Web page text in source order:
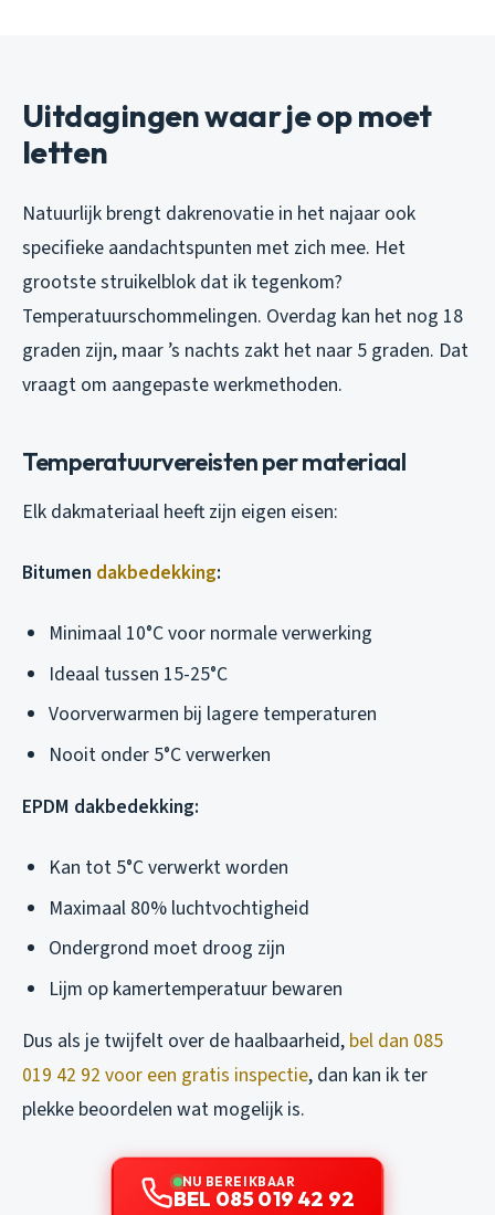
Uitdagingen waar je op moet
letten
Natuurlijk brengt dakrenovatie in het najaar ook
specifieke aandachtspunten met zich mee. Het
grootste struikelblok dat ik tegenkom?
Temperatuurschommelingen. Overdag kan het nog 18
graden zijn, maar ’s nachts zakt het naar 5 graden. Dat
vraagt om aangepaste werkmethoden.
Temperatuurvereisten per materiaal
Elk dakmateriaal heeft zijn eigen eisen:
Bitumen dakbedekking:
Minimaal 10°C voor normale verwerking
Ideaal tussen 15-25°C
Voorverwarmen bij lagere temperaturen
Nooit onder 5°C verwerken
EPDM dakbedekking:
Kan tot 5°C verwerkt worden
Maximaal 80% luchtvochtigheid
Ondergrond moet droog zijn
Lijm op kamertemperatuur bewaren
Dus als je twijfelt over de haalbaarheid, bel dan 085
019 42 92 voor een gratis inspectie, dan kan ik ter
plekke beoordelen wat mogelijk is.
NU BEREIKBAAR
BEL 085 019 42 92